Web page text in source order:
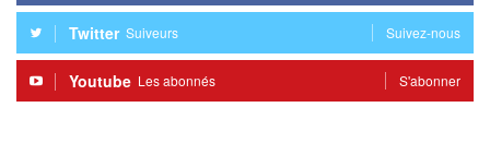
Twitter Suiveurs Suivez-nous
Youtube Les abonnés S'abonner